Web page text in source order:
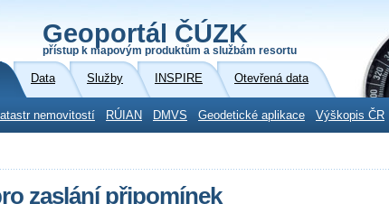
Geoportál ČÚZK
přístup k mapovým produktům a službám resortu
Data Služby INSPIRE Otevřená data
nemovitostí RÚIAN DMVS Geodetické aplikace Výškopis ČR
zaslání připomínek